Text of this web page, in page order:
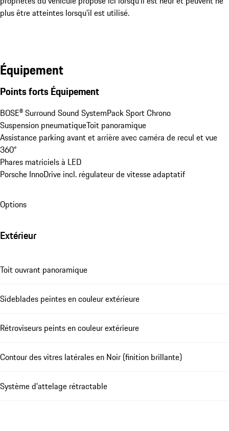
plus être atteintes lorsqu'il est utilisé.
Équipement
Points forts Équipement
BOSE® Surround Sound SystemPack Sport Chrono
Suspension pneumatiqueToit panoramique
Assistance parking avant et arrière avec caméra de recul et vue
360°
Phares matriciels à LED
Porsche InnoDrive incl. régulateur de vitesse adaptatif
Options
Extérieur
Toit ouvrant panoramique
Sideblades peintes en couleur extérieure
Rétroviseurs peints en couleur extérieure
Contour des vitres latérales en Noir (finition brillante)
Système d'attelage rétractable